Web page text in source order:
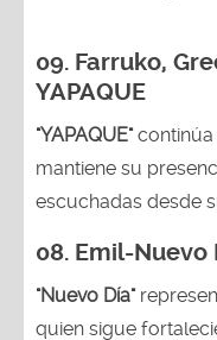
09. Farruko,
YAPAQUE
"YAPAQUE"continúa
mantiene su
escuchadas desde
08. Emil-Nuevo
"Nuevo Día"
quien sigue